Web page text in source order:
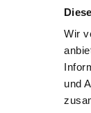
Wir
und